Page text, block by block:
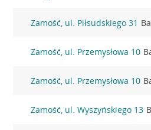
Zamość, ul. Piłsudskiego 31
Zamość, ul. Przemysłowa 10
Zamość, ul. Przemysłowa 10
Zamość, ul. Wyszyńskiego 13